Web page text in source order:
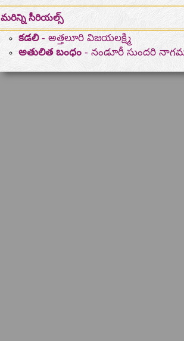
మరిన్ని సీరియల్స్
కడలి- అత్తలూరి విజయలక్ష్మి
అతులిత బంధం - నండూరీ సుందరి